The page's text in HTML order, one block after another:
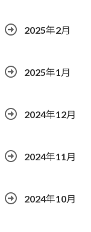
2025年2月
2025年1月
2024年12月
2024年11月
2024年10月